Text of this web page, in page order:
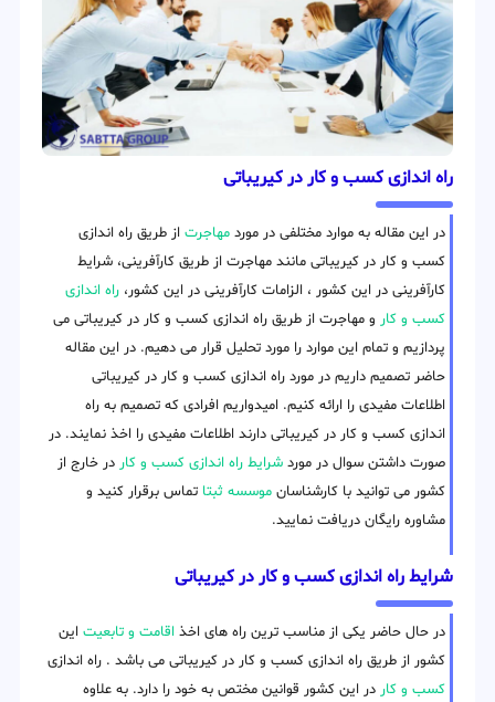
راه اندازی کسب و کار در کیریباتی
در این مقاله به موارد مختلفی در مورد مهاجرت از طریق راه اندازی
کسب و کار در کیریباتی مانند مهاجرت از طریق کارآفرینی، شرایط
کارآفرینی در این کشور ، الزامات کارآفرینی در این کشور، راه اندازی
کسب و کار و مهاجرت از طریق راه اندازی کسب و کار در کیریباتی می
پردازیم و تمام این موارد را مورد تحلیل قرار می دهیم. در این مقاله
حاضر تصمیم داریم در مورد راه اندازی کسب و کار در کیریباتی
اطلاعات مفیدی را ارائه کنیم. امیدواریم افرادی که تصمیم به راه
اندازی کسب و کار در کیریباتی دارند اطلاعات مفیدی را اخذ نمایند. در
صورت داشتن سوال در مورد شرایط راه اندازی کسب و کار در خارج از
کشور می توانید با کارشناسان موسسه ثبتا تماس برقرار کنید و
مشاوره رایگان دریافت نمایید.
شرایط راه اندازی کسب و کار در کیریباتی
در حال حاضر یکی از مناسب ترین راه های اخذ اقامت و تابعیت این
کشور از طریق راه اندازی کسب و کار در کیریباتی می باشد . راه اندازی
کسب و کار در این کشور قوانین مختص به خود را دارد. به علاوه